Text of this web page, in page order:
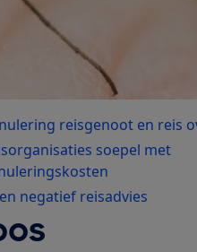
reisgenoot en reis
soepel met
negatief reisadvies